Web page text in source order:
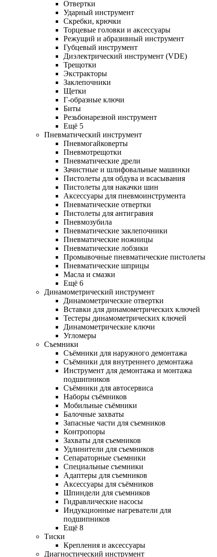
Отвертки
Ударный инструмент
Скребки, крючки
Торцевые головки и аксессуары
Режущий и абразивный инструмент
Губцевый инструмент
Диэлектрический инструмент (VDE)
Трещотки
Экстракторы
Заклепочники
Щетки
Г-образные ключи
Биты
Резьбонарезной инструмент
Ещё 5
Пневматический инструмент
Пневмогайковерты
Пневмотрещотки
Пневматические дрели
Зачистные и шлифовальные машинки
Пистолеты для обдува и всасывания
Пистолеты для накачки шин
Аксессуары для пневмоинструмента
Пневматические отвертки
Пистолеты для антигравия
Пневмозубила
Пневматические заклепочники
Пневматические ножницы
Пневматические лобзики
Промывочные пневматические пистолеты
Пневматические шприцы
Масла и смазки
Ещё 6
Динамометрический инструмент
Динамометрические отвертки
Вставки для динамометрических ключей
Тестеры динамометрических ключей
Динамометрические ключи
Угломеры
Съемники
Съёмники для наружного демонтажа
Съёмники для внутреннего демонтажа
Инструмент для демонтажа и монтажа
подшипников
Съёмники для автосервиса
Наборы съёмников
Мобильные съёмники
Балочные захваты
Запасные части для съемников
Контропоры
Захваты для съемников
Удлинители для съемников
Сепараторные съемники
Специальные съемники
Адаптеры для съемников
Аксессуары для съёмников
Шпиндели для съемников
Гидравлические насосы
Индукционные нагреватели для
подшипников
Ещё 8
Тиски
Крепления и аксессуары
Диагностический инструмент